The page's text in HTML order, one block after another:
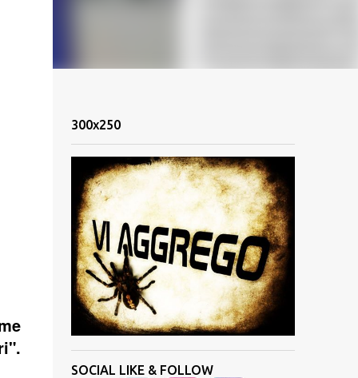
300x250
SOCIAL LIKE & FOLLOW